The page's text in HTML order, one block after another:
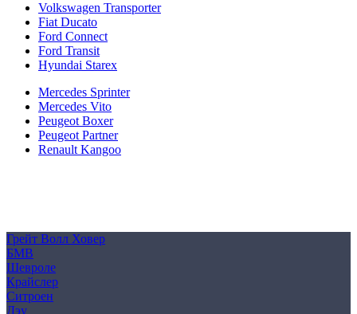
Volkswagen Transporter
Fiat Ducato
Ford Connect
Ford Transit
Hyundai Starex
Mercedes Sprinter
Mercedes Vito
Peugeot Boxer
Peugeot Partner
Renault Kangoo
Грейт Волл Ховер
БМВ
Шевроле
Крайслер
Ситроен
Дэу